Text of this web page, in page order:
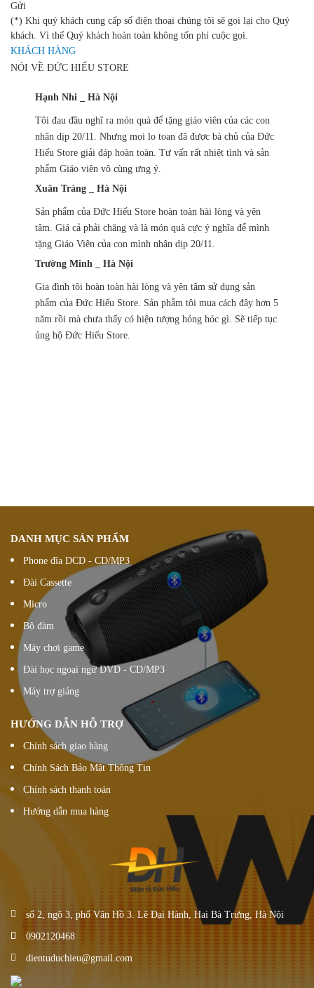
Gửi
(*) Khi quý khách cung cấp số điện thoại chúng tôi sẽ gọi lại cho Quý
khách. Vì thế Quý khách hoàn toàn không tốn phí cuộc gọi.
KHÁCH HÀNG
NÓI VỀ ĐỨC HIẾU STORE
Hạnh Nhi _ Hà Nội
Tôi đau đầu nghĩ ra món quà để tặng giáo viên của các con
nhân dịp 20/11. Nhưng mọi lo toan đã được bà chủ của Đức
Hiếu Store giải đáp hoàn toàn. Tư vấn rất nhiệt tình và sản
phẩm Giáo viên vô cùng ưng ý.
Xuân Tráng _ Hà Nội
Sản phẩm của Đức Hiếu Store hoàn toàn hài lòng và yên
tâm. Giá cả phải chăng và là món quà cực ý nghĩa để mình
tặng Giáo Viên của con mình nhân dịp 20/11.
Trường Minh _ Hà Nội
Gia đình tôi hoàn toàn hài lòng và yên tâm sử dụng sản
phẩm của Đức Hiếu Store. Sản phẩm tôi mua cách đây hơn 5
năm rồi mà chưa thấy có hiện tượng hỏng hóc gì. Sẽ tiếp tục
ủng hộ Đức Hiếu Store.
DANH MỤC SẢN PHẨM
Phone đĩa DCD - CD/MP3
Đài Cassette
Micro
Bộ đàm
Máy chơi game
Đài học ngoại ngữ DVD - CD/MP3
Máy trợ giảng
HƯỚNG DẪN HỖ TRỢ
Chính sách giao hàng
Chính Sách Bảo Mật Thông Tin
Chính sách thanh toán
Hướng dẫn mua hàng
số 2, ngõ 3, phố Vân Hồ 3. Lê Đại Hành, Hai Bà Trưng, Hà Nội
0902120468
dientuduchieu@gmail.com